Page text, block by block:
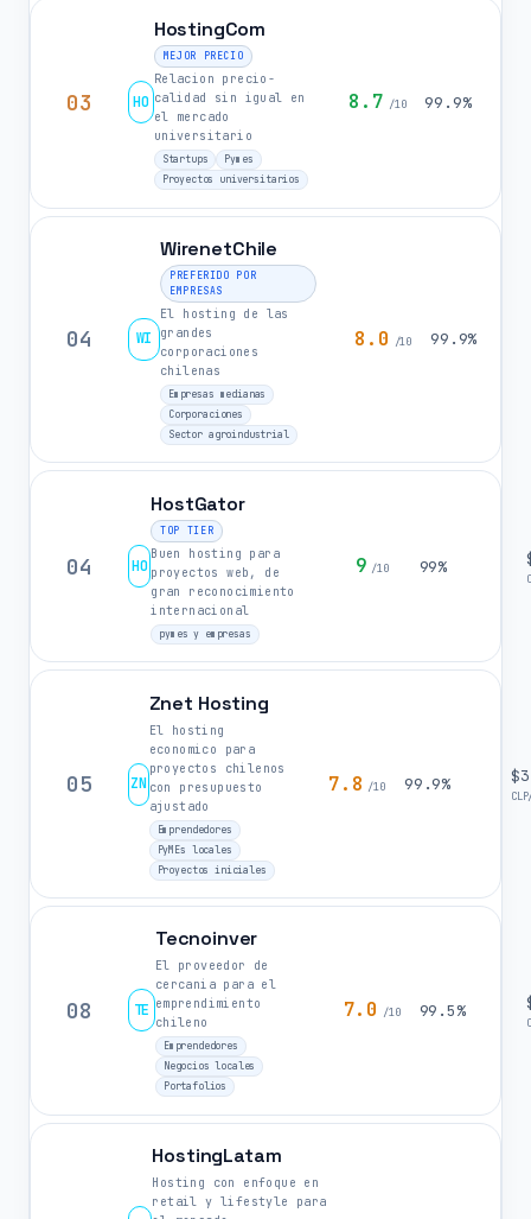
03 HO
HostingCom
MEJOR PRECIO
Relacion precio-
calidad sin igual en
el mercado
universitario
Startups
Pymes
Proyectos universitarios
8.7 /10 99.9%
04 WI
WirenetChile
PREFERIDO POR
EMPRESAS
El hosting de las
grandes
corporaciones
chilenas
Empresas medianas
Corporaciones
Sector agroindustrial
8.0 /10 99.9%
04 HO
HostGator
TOP TIER
Buen hosting para
proyectos web, de
gran reconocimiento
internacional
pymes y empresas
9 /10 99%
05 ZN
Znet Hosting
El hosting
economico para
proyectos chilenos
con presupuesto
ajustado
Emprendedores
PyMEs locales
Proyectos iniciales
7.8 /10 99.9%
08 TE
Tecnoinver
El proveedor de
cercania para el
emprendimiento
chileno
Emprendedores
Negocios locales
Portafolios
7.0 /10 99.5%
HostingLatam
Hosting con enfoque en
retail y lifestyle para